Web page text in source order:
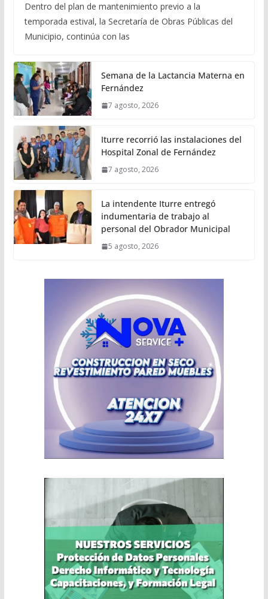
Dentro del plan de mantenimiento previo a la
temporada estival, la Secretaría de Obras Públicas del
Municipio, continúa con las
Semana de la Lactancia Materna en
Fernández
7 agosto, 2026
Iturre recorrió las instalaciones del
Hospital Zonal de Fernández
7 agosto, 2026
La intendente Iturre entregó
indumentaria de trabajo al
personal del Obrador Municipal
5 agosto, 2026